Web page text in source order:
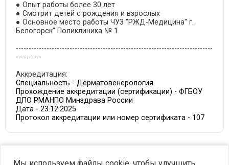
● Опыт работы более 30 лет
● Смотрит детей с рождения и взрослых
● Основное место работы ЧУЗ "РЖД-Медицина" г.
Белогорск" Поликлиника № 1
-----------------------------------------------------------------------------
----------
Аккредитация:
Специальность - Дерматовенерология
Прохождение аккредитации (сертификации) - ФГБОУ
ДПО РМАНПО Минздрава России
Дата - 23.12.2025
Протокол аккредитации или номер сертификата - 107
©2023 OPTIMA. Все права защищены.